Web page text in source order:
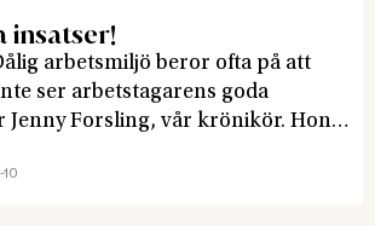
insatser!
arbetsmiljö beror ofta på att
ser arbetstagarens goda
Jenny Forsling, vår krönikör. Hon